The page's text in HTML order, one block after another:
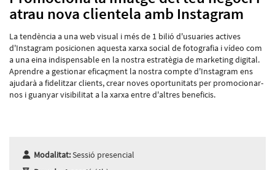
atrau nova clientela amb Instagram
La tendència a una web visual i més de 1 bilió d'usuaries actives
d'Instagram posicionen aquesta xarxa social de fotografia i vídeo com
a una eina indispensable en la nostra estratègia de marketing digital.
Aprendre a gestionar eficaçment la nostra compte d'Instagram ens
ajudarà a fidelitzar clients, crear noves oportunitats per promocionar-
nos i guanyar visibilitat a la xarxa entre d'altres beneficis.
Modalitat:Sessió presencial